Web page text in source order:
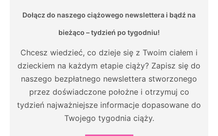
Dołącz do naszego ciążowego newslettera i bądź na
bieżąco – tydzień po tygodniu!
Chcesz wiedzieć, co dzieje się z Twoim ciałem i
dzieckiem na każdym etapie ciąży? Zapisz się do
naszego bezpłatnego newslettera stworzonego
przez doświadczone położne i otrzymuj co
tydzień najważniejsze informacje dopasowane do
Twojego tygodnia ciąży.